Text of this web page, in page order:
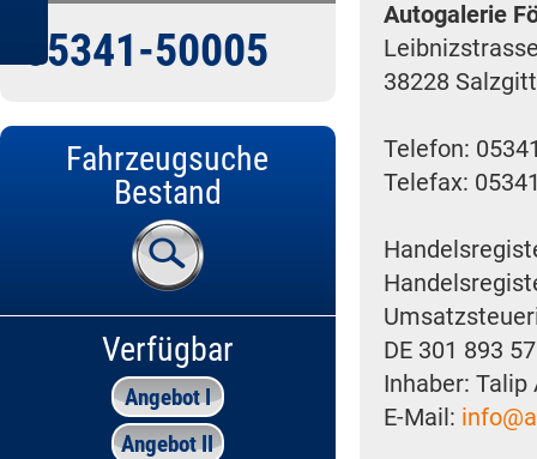
05341-50005
Fahrzeugsuche
Bestand
Verfügbar
Angebot I
Angebot II
Autogalerie
38228
Telefon:
Telefax:
DE 301 893
Inhaber: Talip
E-Mail: